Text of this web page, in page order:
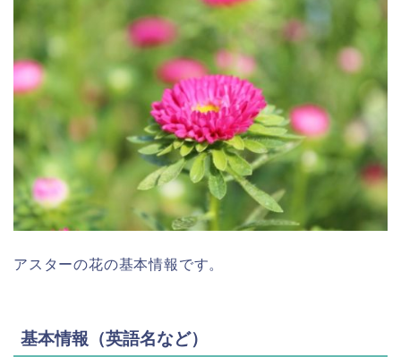
アスターの花の基本情報です。
基本情報（英語名など）